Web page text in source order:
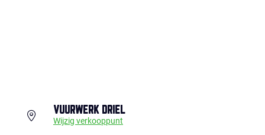
VUURWERK DRIEL
Wijzig verkooppunt